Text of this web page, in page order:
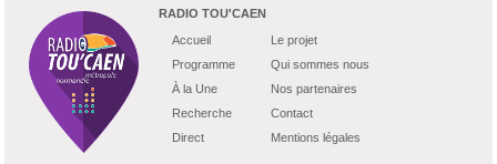
RADIO TOU'CAEN
Accueil
Programme
À la Une
Recherche
Direct
Le projet
Qui sommes nous
Nos partenaires
Contact
Mentions légales